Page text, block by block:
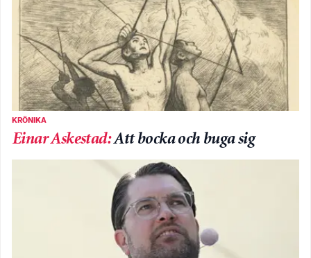
KRÖNIKA
Einar Askestad:Att bocka och buga sig